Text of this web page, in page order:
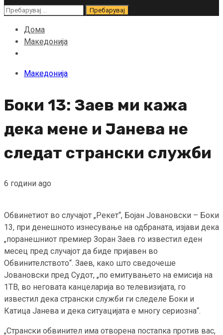
Пребарувај
Дома
Македонија
Македонија
Боки 13: Заев ми кажа
дека мене и Јанева не
следат странски служби
6 години ago
Обвинетиот во случајот „Рекет“, Бојан Јовановски – Боки
13, при денешното изнесување на одбраната, изјави дека
„поранешниот премиер Зоран Заев го известил еден
месец пред случајот да биде пријавен во
Обвинителството“. Заев, како што сведочеше
Јовановски пред Судот, „по емитувањето на емисија на
1ТВ, во неговата канцеларија во телевизијата, го
известил дека странски служби ги следеле Боки и
Катица Јанева и дека ситуацијата е многу сериозна“.
„Странски обвинител има отворена постапка против вас,